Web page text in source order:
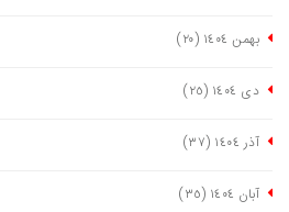
بهمن ١٤٠٤ (٢٠)
دی ١٤٠٤ (٢٥)
آذر ١٤٠٤ (٣٧)
آبان ١٤٠٤ (٣٥)